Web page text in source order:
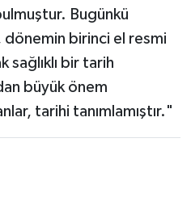
Bugünkü
dönemin birinci el resmi
sağlıklı bir tarih
büyük önem
tarihi tanımlamıştır."